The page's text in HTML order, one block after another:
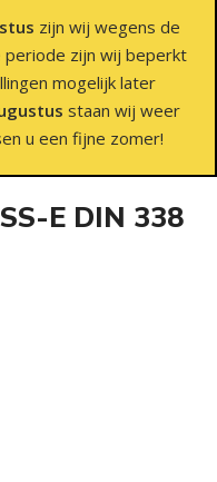
zijn wij wegens de
periode zijn wij beperkt
mogelijk later
staan wij weer
u een fijne zomer!
E DIN 338